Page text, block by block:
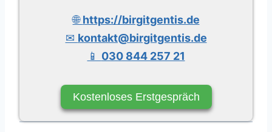
🌐https://birgitgentis.de
✉ kontakt@birgitgentis.de
📱 030 844 257 21
Kostenloses Erstgespräch